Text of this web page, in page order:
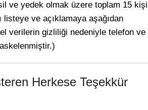
ve yedek olmak üzere toplam 15 kişi
listeye ve açıklamaya aşağıdan
verilerin gizliliği nedeniyle telefon ve
Herkese Teşekkür